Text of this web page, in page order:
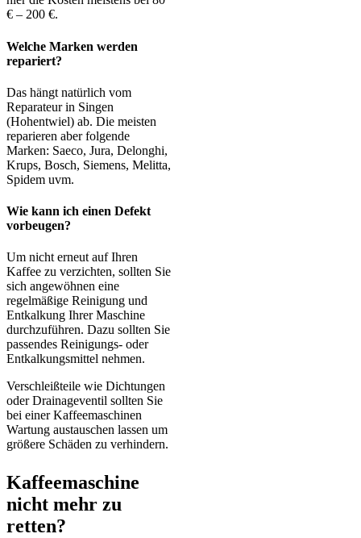
€ – 200 €.
Welche Marken werden
repariert?
Das hängt natürlich vom
Reparateur in Singen
(Hohentwiel) ab. Die meisten
reparieren aber folgende
Marken: Saeco, Jura, Delonghi,
Krups, Bosch, Siemens, Melitta,
Spidem uvm.
Wie kann ich einen Defekt
vorbeugen?
Um nicht erneut auf Ihren
Kaffee zu verzichten, sollten Sie
sich angewöhnen eine
regelmäßige Reinigung und
Entkalkung Ihrer Maschine
durchzuführen. Dazu sollten Sie
passendes Reinigungs- oder
Entkalkungsmittel nehmen.
Verschleißteile wie Dichtungen
oder Drainageventil sollten Sie
bei einer Kaffeemaschinen
Wartung austauschen lassen um
größere Schäden zu verhindern.
Kaffeemaschine
nicht mehr zu
retten?